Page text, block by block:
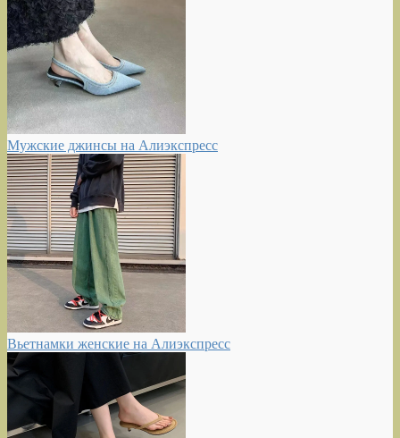
Мужские джинсы на Алиэкспресс
Вьетнамки женские на Алиэкспресс